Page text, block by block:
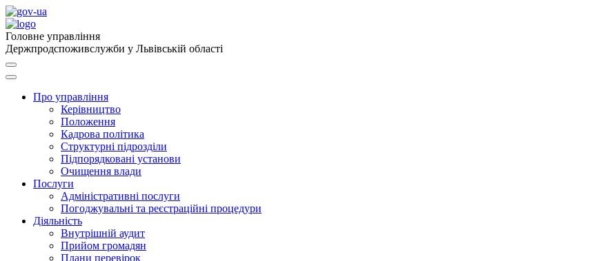
Головне управління
Держпродспоживслужби у Львівській області
Про управління
Керівництво
Положення
Кадрова політика
Структурні підрозділи
Підпорядковані установи
Очищення влади
Послуги
Адміністративні послуги
Погоджувальні та реєстраційні процедури
Діяльність
Внутрішній аудит
Прийом громадян
Плани перевірок